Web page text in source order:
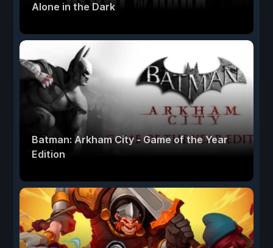
Alone in the Dark
Batman: Arkham City - Game of the Year
Edition